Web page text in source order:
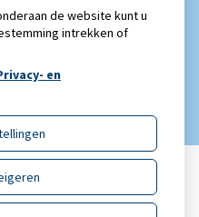
de website kunt u
intrekken of
en